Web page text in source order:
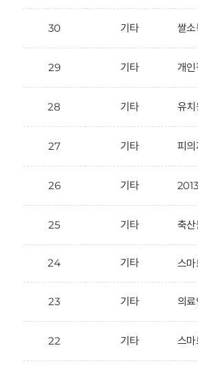
30 기타 쌀
29 기타 개
28 기타 유
27 기타 피
26 기타
25 기타 축
24 기타 스
23 기타 의
22 기타 스